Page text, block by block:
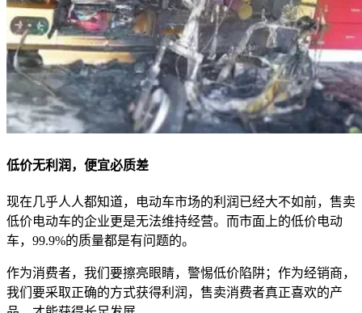
低价无利润，便宜必质差
现在几乎人人都知道，电动车市场的利润已经大不如前，售卖
低价电动车的企业更是无法维持经营。而市面上的低价电动
车，99.9%的质量都是有问题的。
作为消费者，我们要擦亮眼睛，警惕低价陷阱；作为经销商，
我们要采取正确的方式获得利润，售卖消费者真正喜欢的产